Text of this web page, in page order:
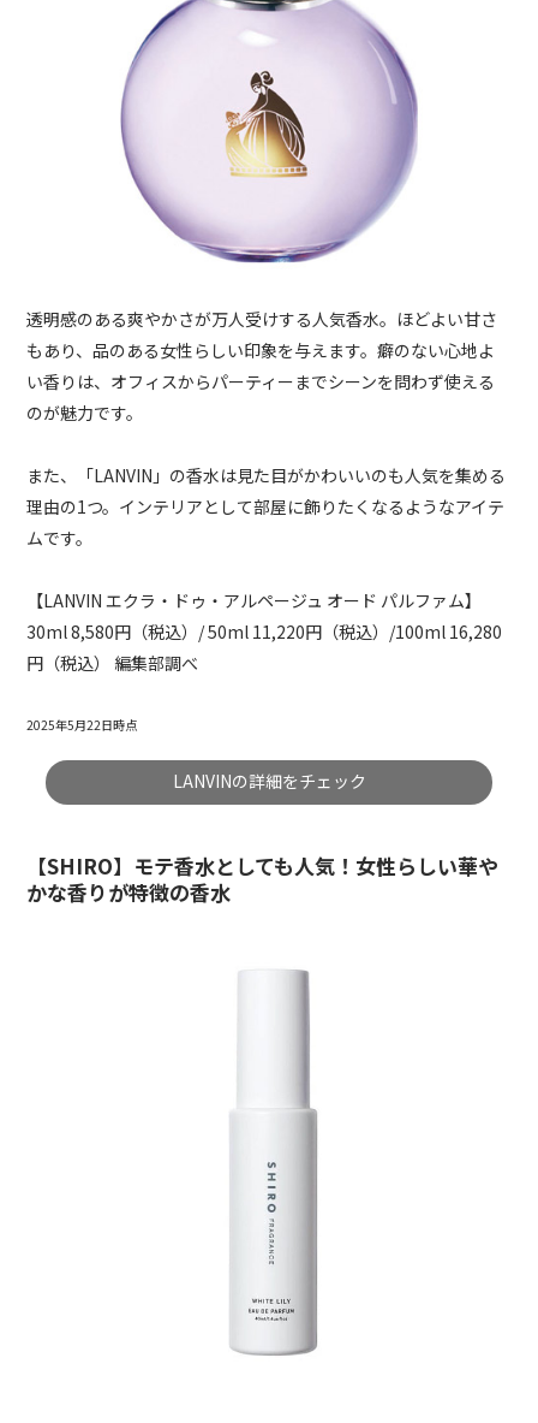
透明感のある爽やかさが万人受けする人気香水。ほどよい甘さ
もあり、品のある女性らしい印象を与えます。癖のない心地よ
い香りは、オフィスからパーティーまでシーンを問わず使える
のが魅力です。
また、「LANVIN」の香水は見た目がかわいいのも人気を集める
理由の1つ。インテリアとして部屋に飾りたくなるようなアイテ
ムです。
【LANVIN エクラ・ドゥ・アルページュ オード パルファム】
30ml 8,580円（税込）/ 50ml 11,220円（税込）/100ml 16,280
円（税込） 編集部調べ
2025年5月22日時点
LANVINの詳細をチェック
【SHIRO】モテ香水としても人気！女性らしい華や
かな香りが特徴の香水